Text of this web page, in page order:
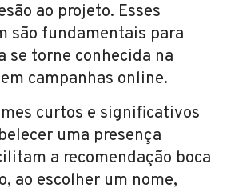
ao projeto. Esses
são fundamentais para
se torne conhecida na
campanhas online.
curtos e significativos
uma presença
a recomendação boca
ao escolher um nome,